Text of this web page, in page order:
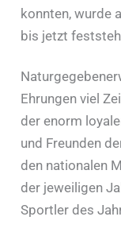
konnten, wurde
bis jetzt
Ehrungen viel
der enorm
und Freunden
den nationalen
der jeweiligen
Sportler des